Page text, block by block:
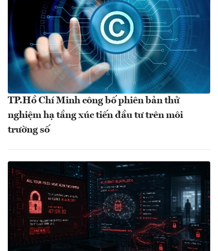
TP.Hồ Chí Minh công bố phiên bản thử
nghiệm hạ tầng xúc tiến đầu tư trên môi
trường số